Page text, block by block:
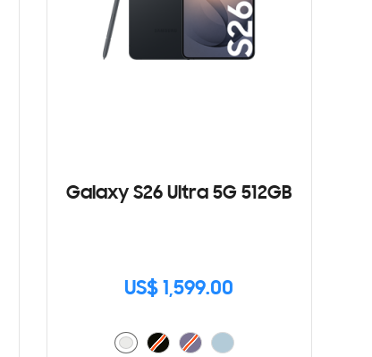
Galaxy S26 Ultra 5G 512GB
US$ 1,599.00